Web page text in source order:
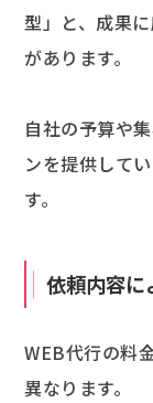
型」と、成果
があります。
自社の予算や
ンを提供して
す。
依頼内容に
WEB代行の料
異なります。